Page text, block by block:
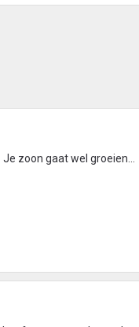
zoon gaat wel groeien...